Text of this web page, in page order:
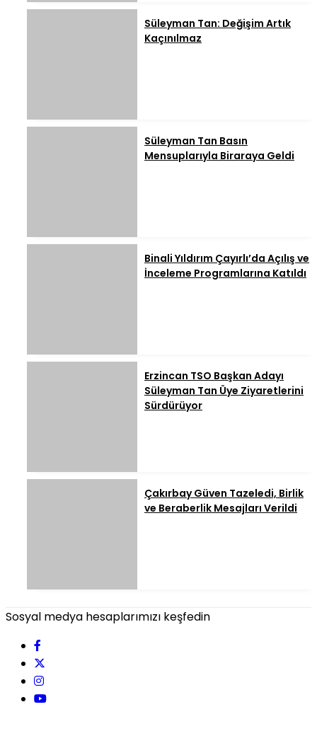
Süleyman Tan: Değişim Artık
Kaçınılmaz
Süleyman Tan Basın
Mensuplarıyla Biraraya Geldi
Binali Yıldırım Çayırlı’da Açılış ve
İnceleme Programlarına Katıldı
Erzincan TSO Başkan Adayı
Süleyman Tan Üye Ziyaretlerini
Sürdürüyor
Çakırbay Güven Tazeledi, Birlik
ve Beraberlik Mesajları Verildi
Sosyal medya hesaplarımızı keşfedin